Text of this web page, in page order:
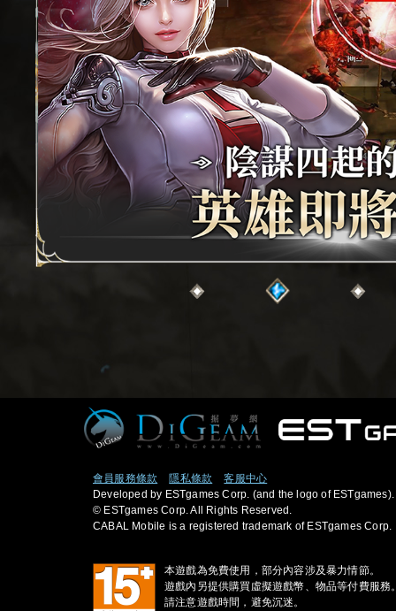
會員服務條款 隱私條款
客服中心
Developed by ESTgames Corp. (and the logo of ESTgames).
© ESTgames Corp. All Rights Reserved.
CABAL Mobile is a registered trademark of ESTgames Corp.
本遊戲為免費使用，部分內容涉及暴力情節。
遊戲內另提供購買虛擬遊戲幣、物品等付費服務
請注意遊戲時間，避免沉迷。